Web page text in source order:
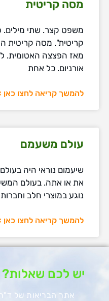
מסה קריטית
משפט קצר. שתי מילים.
קריטית". מסה קריטית
מאז הפצצה האטומית.
אורניום. כל אחת
להמשך קריאה לחצו כאן
עולם משעמם
שיעמום נוראי היה
את או אתה. בעולם
נוגע במוצרי חלב
להמשך קריאה לחצו כאן
יש לכם
אתר הבריאות של